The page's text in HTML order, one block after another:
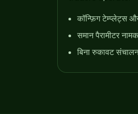
कॉन्फ़िग टेम्प्लेट्स
समान पैरामीटर
बिना रुकावट